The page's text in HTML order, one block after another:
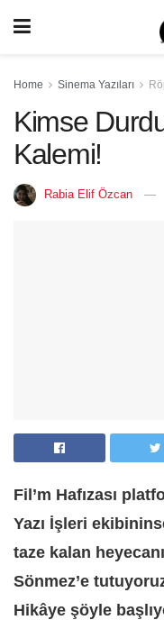
Home Sinema Yazıları
Kimse
Kalemi!
Rabia Elif Özcan
Fil’m Hafızası
Yazı İşleri
taze kalan
Sönmez’e
Hikâye şöyle